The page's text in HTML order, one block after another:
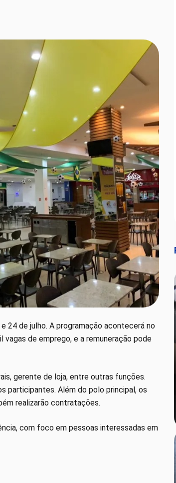
24 de julho. A programação acontecerá no
vagas de emprego, e a remuneração pode
gerente de loja, entre outras funções.
participantes. Além do polo principal, os
realizarão contratações.
com foco em pessoas interessadas em